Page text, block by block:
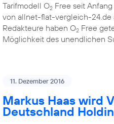
Tarifmodell O2 Free seit
von allnet-flat-vergleich-24.de
Redakteure haben O2 Free
Möglichkeit des unendlichen
11. Dezember 2016
Markus Haas wird
Deutschland